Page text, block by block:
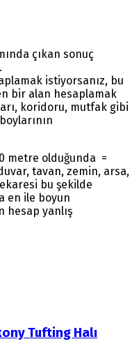
çıkan sonuç
istiyorsanız, bu
bir alan hesaplamak
koridoru, mutfak gibi
metre olduğunda =
tavan, zemin, arsa,
bu şekilde
en ile boyun
hesap yanlış
Tufting Halı